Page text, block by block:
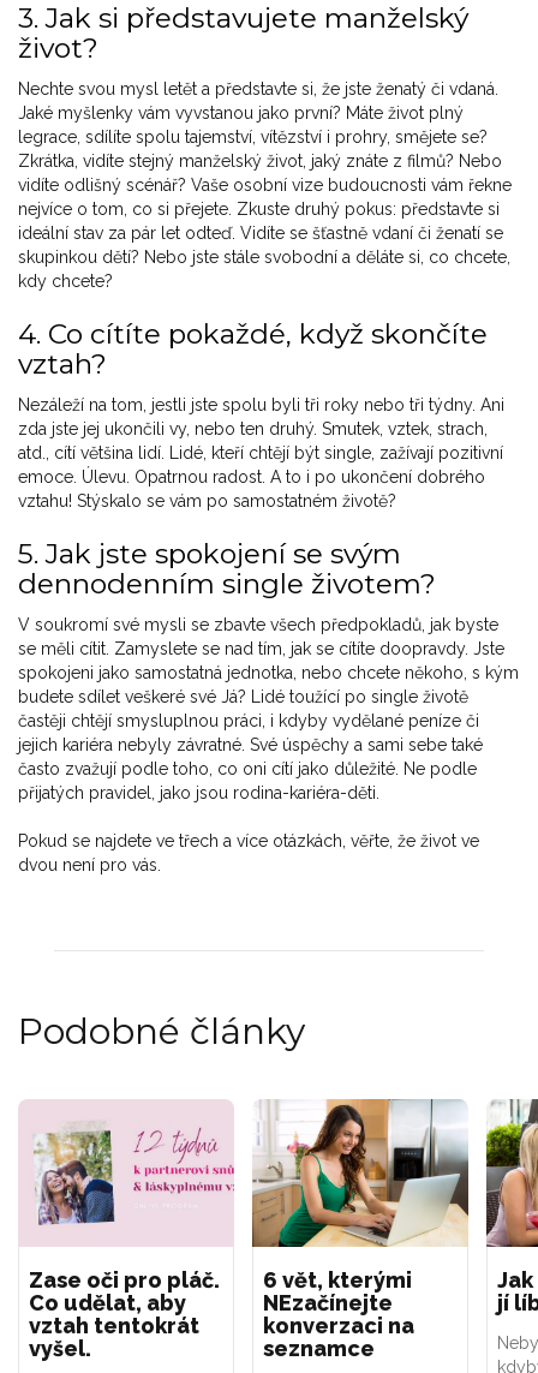
3. Jak si představujete manželský
život?
Nechte svou mysl letět a představte si, že jste ženatý či vdaná.
Jaké myšlenky vám vyvstanou jako první? Máte život plný
legrace, sdílíte spolu tajemství, vítězství i prohry, smějete se?
Zkrátka, vidíte stejný manželský život, jaký znáte z filmů? Nebo
vidíte odlišný scénář? Vaše osobní vize budoucnosti vám řekne
nejvíce o tom, co si přejete. Zkuste druhý pokus: představte si
ideální stav za pár let odteď. Vidíte se šťastně vdaní či ženatí se
skupinkou dětí? Nebo jste stále svobodní a děláte si, co chcete,
kdy chcete?
4. Co cítíte pokaždé, když skončíte
vztah?
Nezáleží na tom, jestli jste spolu byli tři roky nebo tři týdny. Ani
zda jste jej ukončili vy, nebo ten druhý. Smutek, vztek, strach,
atd., cítí většina lidí. Lidé, kteří chtějí být single, zažívají pozitivní
emoce. Úlevu. Opatrnou radost. A to i po ukončení dobrého
vztahu! Stýskalo se vám po samostatném životě?
5. Jak jste spokojení se svým
dennodenním single životem?
V soukromí své mysli se zbavte všech předpokladů, jak byste
se měli cítit. Zamyslete se nad tím, jak se cítíte doopravdy. Jste
spokojeni jako samostatná jednotka, nebo chcete někoho, s kým
budete sdílet veškeré své Já? Lidé toužící po single životě
častěji chtějí smysluplnou práci, i kdyby vydělané peníze či
jejich kariéra nebyly závratné. Své úspěchy a sami sebe také
často zvažují podle toho, co oni cítí jako důležité. Ne podle
přijatých pravidel, jako jsou rodina-kariéra-děti.
Pokud se najdete ve třech a více otázkách, věřte, že život ve
dvou není pro vás.
Podobné články
Zase oči pro pláč.
Co udělat, aby
vztah tentokrát
vyšel.
6 vět, kterými
NEzačínejte
konverzaci na
seznamce
jí